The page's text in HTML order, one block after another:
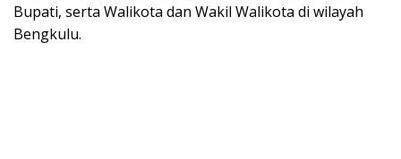
Bupati, serta Walikota dan Wakil Walikota di wilayah
Bengkulu.